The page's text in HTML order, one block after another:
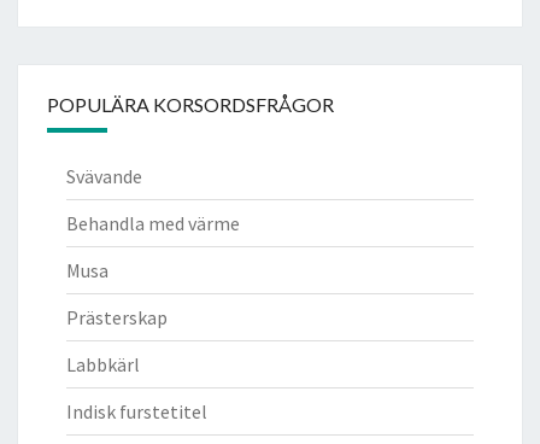
POPULÄRA KORSORDSFRÅGOR
Svävande
Behandla med värme
Musa
Prästerskap
Labbkärl
Indisk furstetitel